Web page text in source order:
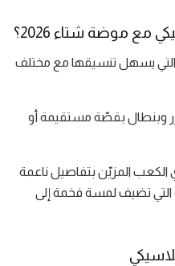
موضة شتاء 2026؟
التي يسهل تنسيقها مع مختلف
وبنطال بقصّة مستقيمة أو
الكعب المزيّن بتفاصيل ناعمة
التي تضيف لمسة فخمة إلى